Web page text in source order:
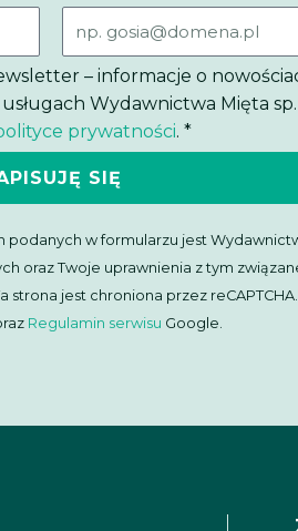
– informacje o
Wydawnictwa Mięta sp.
prywatności. *
SIĘ
w formularzu jest
oraz Twoje uprawnienia z tym
strona jest chroniona przez
Regulamin serwisu Google.